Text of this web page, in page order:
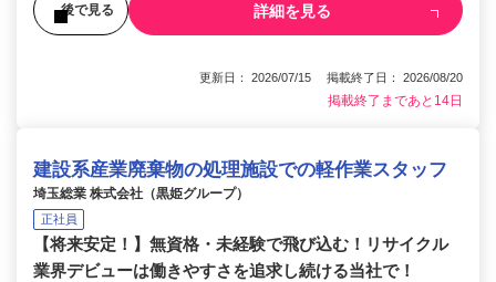
後で見る 詳細を見る
更新日： 2026/07/15 掲載終了日： 2026/08/20
掲載終了まであと14日
建設系産業廃棄物の処理施設での軽作業スタッフ
埼玉総業 株式会社（黒姫グループ）
正社員
【将来安定！】無資格・未経験で飛び込む！リサイクル
業界デビューは働きやすさを追求し続ける当社で！